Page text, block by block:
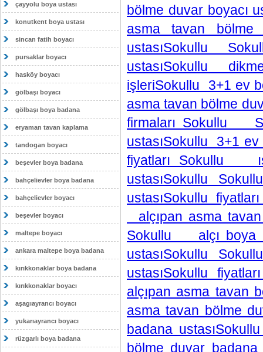
çayyolu boya ustası
konutkent boya ustası
sincan fatih boyacı
pursaklar boyacı
hasköy boyacı
gölbaşı boyacı
gölbaşı boya badana
eryaman tavan kaplama
tandogan boyacı
beşevler boya badana
bahçelievler boya badana
bahçelievler boyacı
beşevler boyacı
maltepe boyacı
ankara maltepe boya badana
kırıkkonaklar boya badana
kırıkkonaklar boyacı
aşagıayrancı boyacı
yukarıayrancı boyacı
rüzgarlı boya badana
bölme duvar boyacı
asma tavan bölme
ustasıSokullu
ustasıSokullu
işleriSokullu 3+1 ev
asma tavan bölme
firmaları Sokullu
ustasıSokullu 3+1
fiyatları Sokullu
ustasıSokullu
ustasıSokullu
alçıpan asma
Sokullu alçı boya
ustasıSokullu
ustasıSokullu
alçıpan asma tavan
asma tavan bölme
badana
bölme duvar